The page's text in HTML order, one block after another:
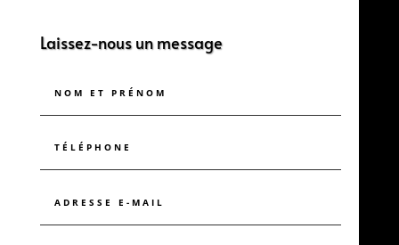
Laissez-nous un message